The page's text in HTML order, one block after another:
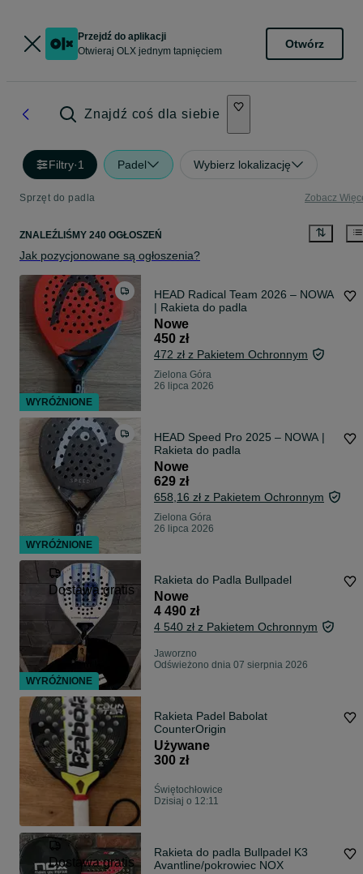
Przejdź do aplikacji
Otwieraj OLX jednym tapnięciem
Otwórz
Znajdź coś dla siebie
Filtry·1 Padel Wybierz lokalizację
Sprzęt do padla Zobacz
ZNALEŹLIŚMY 240 OGŁOSZEŃ
Jak pozycjonowane są ogłoszenia?
HEAD Radical Team 2026 – NOWA
| Rakieta do padla
Nowe
450 zł
472 zł z Pakietem Ochronnym
Zielona Góra
26 lipca 2026
HEAD Speed Pro 2025 – NOWA |
Rakieta do padla
Nowe
629 zł
658,16 zł z Pakietem Ochronnym
Zielona Góra
26 lipca 2026
Dostawa gratis
Rakieta do Padla Bullpadel
Nowe
4 490 zł
4 540 zł z Pakietem Ochronnym
Jaworzno
Odświeżono dnia 07 sierpnia 2026
Rakieta Padel Babolat
CounterOrigin
Używane
300 zł
Świętochłowice
Dzisiaj o 12:11
Dostawa gratis
Rakieta do padla Bullpadel K3
Avantline/pokrowiec NOX
WYRÓŻNIONE
WYRÓŻNIONE
WYRÓŻNIONE